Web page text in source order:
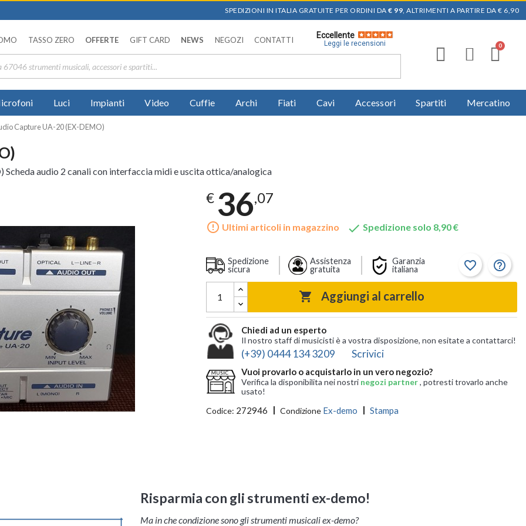
SPEDIZIONI IN ITALIA GRATUITE PER ORDINI DA € 99, ALTRIMENTI A PARTIRE DA € 6,90
TASSO ZERO OFFERTE GIFT CARD NEWS NEGOZI CONTATTI
Eccellente
Leggi le recensioni
Luci Impianti Video Cuffie Archi Fiati Cavi Accessori Spartiti Mercatino
Capture UA-20 (EX-DEMO)
audio 2 canali con interfaccia midi e uscita ottica/analogica
€ 36,07
error_outline Ultimi articoli in magazzino  Spedizione solo 8,90 €
Spedizione
sicura
Assistenza
gratuita
Garanzia
italiana
favorite_border help_outline
 Aggiungi al carrello
Chiedi ad un esperto
Il nostro staff di musicisti è a vostra disposizione, non esitate a contattarci!
(+39) 0444 134 3209 Scrivici
Vuoi provarlo o acquistarlo in un vero negozio?
Verifica la disponibilita nei nostri negozi partner, potresti trovarlo anche
usato!
Codice: 272946 Condizione Ex-demo Stampa
Risparmia con gli strumenti ex-demo!
Ma in che condizione sono gli strumenti musicali ex-demo?